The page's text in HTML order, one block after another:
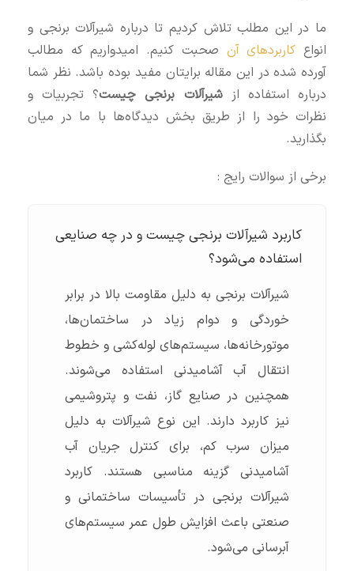
ما در این مطلب تلاش کردیم تا درباره شیرآلات برنجی و
انواع کاربردهای آن صحبت کنیم. امیدواریم که مطالب
آورده شده در این مقاله برایتان مفید بوده باشد. نظر شما
درباره استفاده از شیرآلات برنجی چیست؟ تجربیات و
نظرات خود را از طریق بخش دیدگاه‌ها با ما در میان
بگذارید.
برخی از سوالات رایج :
کاربرد شیرآلات برنجی چیست و در چه صنایعی
استفاده می‌شود؟
شیرآلات برنجی به دلیل مقاومت بالا در برابر
خوردگی و دوام زیاد در ساختمان‌ها،
موتورخانه‌ها، سیستم‌های لوله‌کشی و خطوط
انتقال آب آشامیدنی استفاده می‌شوند.
همچنین در صنایع گاز، نفت و پتروشیمی
نیز کاربرد دارند. این نوع شیرآلات به دلیل
میزان سرب کم، برای کنترل جریان آب
آشامیدنی گزینه مناسبی هستند. کاربرد
شیرآلات برنجی در تأسیسات ساختمانی و
صنعتی باعث افزایش طول عمر سیستم‌های
آبرسانی می‌شود.